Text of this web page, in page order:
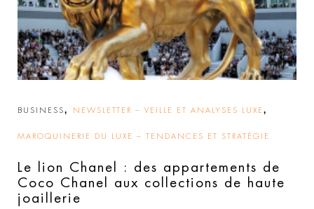
BUSINESS, NEWSLETTER – VEILLE ET ANALYSES LUXE ,
MAROQUINERIE DU LUXE – TENDANCES ET STRATÉGIE
Le lion Chanel : des appartements de
Coco Chanel aux collections de haute
joaillerie